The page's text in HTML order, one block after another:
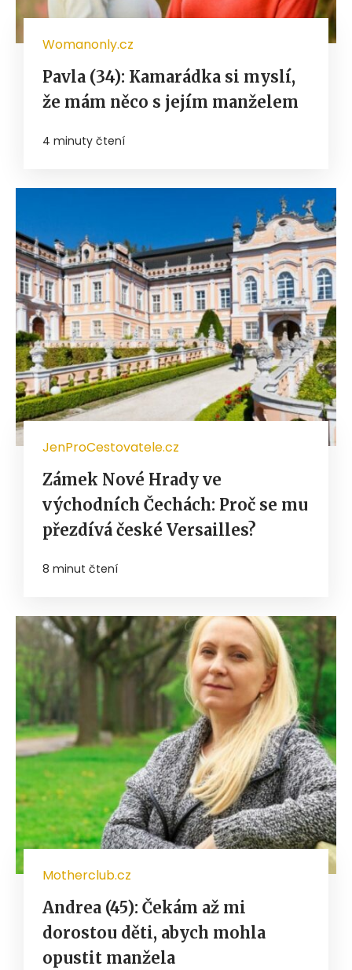
Womanonly.cz
Pavla (34): Kamarádka si myslí,
že mám něco s jejím manželem
4 minuty čtení
JenProCestovatele.cz
Zámek Nové Hrady ve
východních Čechách: Proč se mu
přezdívá české Versailles?
8 minut čtení
Motherclub.cz
Andrea (45): Čekám až mi
dorostou děti, abych mohla
opustit manžela